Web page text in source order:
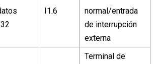
I1.6
normal/entrada
de interrupción
externa
Terminal de